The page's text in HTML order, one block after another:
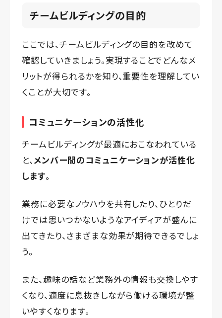
チームビルディングの目的
ここでは、チームビルディングの目的を改めて
確認していきましょう。実現することでどんなメ
リットが得られるかを知り、重要性を理解してい
くことが大切です。
コミュニケーションの活性化
チームビルディングが最適におこなわれている
と、 メンバー間のコミュニケーションが活性化
します。
業務に必要なノウハウを共有したり、ひとりだ
けでは思いつかないようなアイディアが盛んに
出てきたり、さまざまな効果が期待できるでしょ
う。
また、趣味の話など業務外の情報も交換しやす
くなり、適度に息抜きしながら働ける環境が整
いやすくなります。